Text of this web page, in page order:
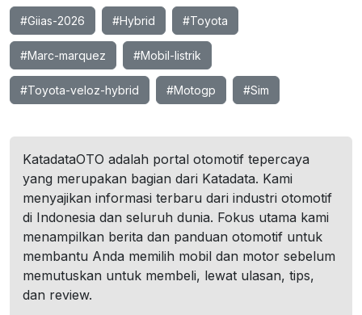
#Giias-2026 #Hybrid #Toyota
#Marc-marquez #Mobil-listrik
#Toyota-veloz-hybrid #Motogp #Sim
KatadataOTO adalah portal otomotif tepercaya
yang merupakan bagian dari Katadata. Kami
menyajikan informasi terbaru dari industri otomotif
di Indonesia dan seluruh dunia. Fokus utama kami
menampilkan berita dan panduan otomotif untuk
membantu Anda memilih mobil dan motor sebelum
memutuskan untuk membeli, lewat ulasan, tips,
dan review.